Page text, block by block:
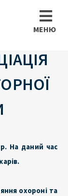
МЕНЮ
р. На даний час
охороні та